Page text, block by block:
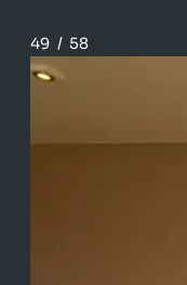
49 / 58